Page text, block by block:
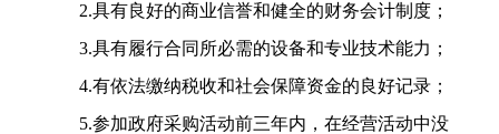
2.具有良好的商业信誉和健全的财务会计制度；
3.具有履行合同所必需的设备和专业技术能力；
4.有依法缴纳税收和社会保障资金的良好记录；
5.参加政府采购活动前三年内，在经营活动中没